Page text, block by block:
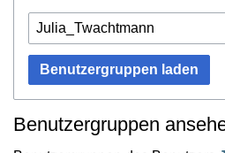
Benutzergruppen laden
Benutzergruppen